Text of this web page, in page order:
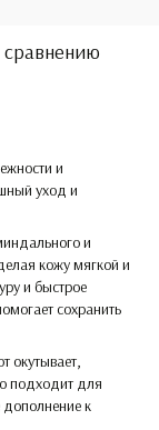
сравнению
и
уход и
и
кожу мягкой и
и быстрое
сохранить
окутывает,
подходит для
дополнение к